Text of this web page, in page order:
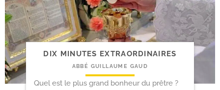
DIX MINUTES EXTRAORDINAIRES
ABBÉ GUILLAUME GAUD
Quel est le plus grand bonheur du prêtre ?